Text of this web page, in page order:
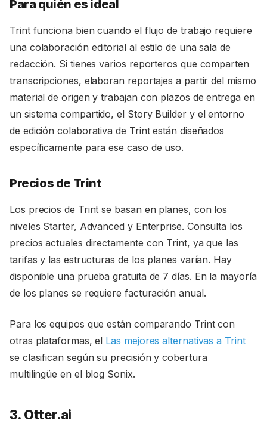
Para quién es ideal
Trint funciona bien cuando el flujo de trabajo requiere
una colaboración editorial al estilo de una sala de
redacción. Si tienes varios reporteros que comparten
transcripciones, elaboran reportajes a partir del mismo
material de origen y trabajan con plazos de entrega en
un sistema compartido, el Story Builder y el entorno
de edición colaborativa de Trint están diseñados
específicamente para ese caso de uso.
Precios de Trint
Los precios de Trint se basan en planes, con los
niveles Starter, Advanced y Enterprise. Consulta los
precios actuales directamente con Trint, ya que las
tarifas y las estructuras de los planes varían. Hay
disponible una prueba gratuita de 7 días. En la mayoría
de los planes se requiere facturación anual.
Para los equipos que están comparando Trint con
otras plataformas, el Las mejores alternativas a Trint
se clasifican según su precisión y cobertura
multilingüe en el blog Sonix.
3. Otter.ai